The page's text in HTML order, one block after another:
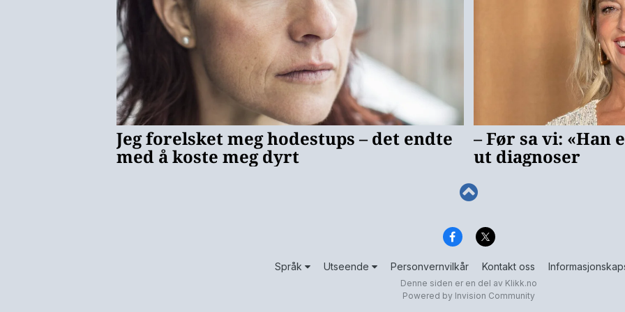
Språk Utseende Personvernvilkår Kontakt oss
Denne siden er en del av Klikk.no
Powered by Invision Community